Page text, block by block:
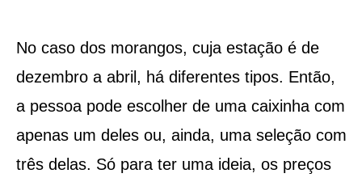
No caso dos morangos, cuja estação é de
dezembro a abril, há diferentes tipos. Então,
a pessoa pode escolher de uma caixinha com
apenas um deles ou, ainda, uma seleção com
três delas. Só para ter uma ideia, os preços